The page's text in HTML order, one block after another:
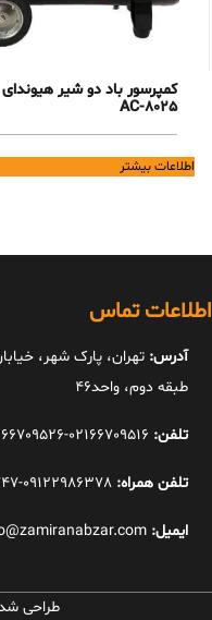
کمپرسور باد دو شیر
AC-8025
اطلاعات بیشتر
اطلاعات تماس
آدرس: تهران، پارک شهر،
طبقه دوم، واحد46
تلفن:
تلفن همراه: 09122986378-09362227747
ایمیل:
طراحی